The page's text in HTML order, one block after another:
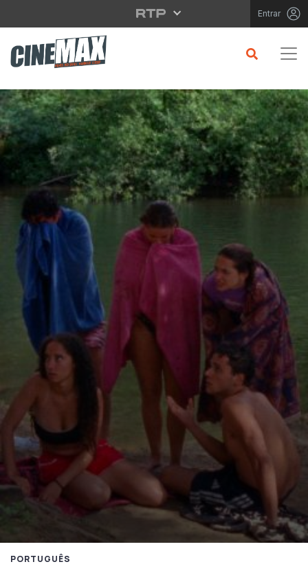
Saltar para o conteúdo principal Entrar
PORTUGUÊS